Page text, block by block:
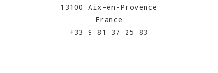
13100 Aix-en-Provence
France
+33 9 81 37 25 83